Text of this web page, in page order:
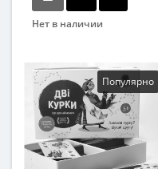
Нет в наличии
Возраст
От 3-х лет
Материал
Картон
Популярно